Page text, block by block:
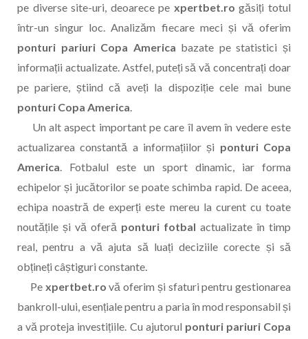
pe diverse site-uri, deoarece pe xpertbet.ro găsiți totul
într-un singur loc. Analizăm fiecare meci și vă oferim
ponturi pariuri Copa America bazate pe statistici și
informații actualizate. Astfel, puteți să vă concentrați doar
pe pariere, știind că aveți la dispoziție cele mai bune
ponturi Copa America.
Un alt aspect important pe care îl avem în vedere este
actualizarea constantă a informațiilor și ponturi Copa
America. Fotbalul este un sport dinamic, iar forma
echipelor și jucătorilor se poate schimba rapid. De aceea,
echipa noastră de experți este mereu la curent cu toate
noutățile și vă oferă ponturi fotbal actualizate în timp
real, pentru a vă ajuta să luați deciziile corecte și să
obțineți câștiguri constante.
Pe xpertbet.ro vă oferim și sfaturi pentru gestionarea
bankroll-ului, esențiale pentru a paria în mod responsabil și
a vă proteja investițiile. Cu ajutorul ponturi pariuri Copa